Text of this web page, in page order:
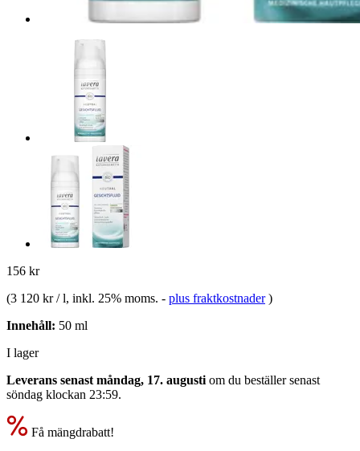
156 kr
(3 120 kr / l, inkl. 25% moms. - plus fraktkostnader )
Innehåll: 50 ml
I lager
Leverans senast måndag, 17. augusti om du beställer senast
söndag klockan 23:59.
Få mängdrabatt!